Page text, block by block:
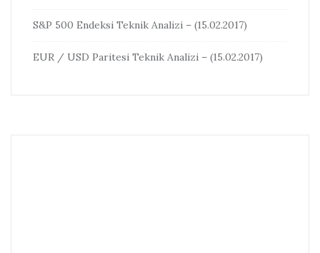
S&P 500 Endeksi Teknik Analizi – (15.02.2017)
EUR / USD Paritesi Teknik Analizi – (15.02.2017)